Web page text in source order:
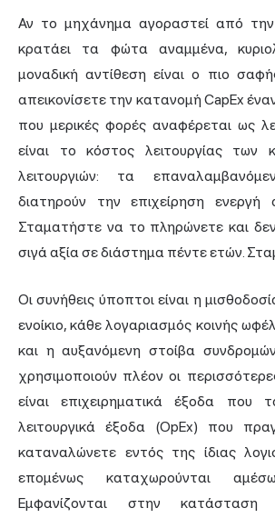
Αν το μηχάνημα αγοραστεί από την
κρατάει τα φώτα αναμμένα,
μοναδική αντίθεση είναι ο πιο
απεικονίσετε την κατανομή CapEx
που μερικές φορές αναφέρεται ως
είναι το κόστος λειτουργίας των
λειτουργιών: τα
διατηρούν την επιχείρηση ενεργή
Σταματήστε να το πληρώνετε και
σιγά αξία σε διάστημα πέντε ετών.
Οι συνήθεις ύποπτοι είναι η
ενοίκιο, κάθε λογαριασμός κοινής
και η αυξανόμενη στοίβα
χρησιμοποιούν πλέον οι
είναι επιχειρηματικά έξοδα που
λειτουργικά έξοδα (OpEx) που
καταναλώνετε εντός της ίδιας
επομένως καταχωρούνται
Εμφανίζονται στην κατάσταση